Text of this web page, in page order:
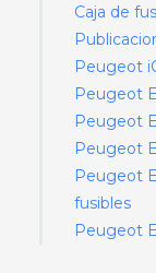
Caja de
Peugeot
Peugeot
Peugeot
Peugeot
Peugeot
fusibles
Peugeot